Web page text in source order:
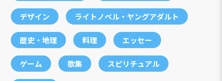
デザイン ライトノベル・ヤングアダルト
歴史・地理 料理 エッセー
ゲーム 歌集 スピリチュアル